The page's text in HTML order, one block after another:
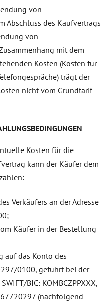
von
Abschluss des Kaufvertrags
von
mit dem
Kosten (Kosten für
trägt der
nicht vom Grundtarif
Kosten für die
kann der Käufer dem
Verkäufers an der Adresse
Käufer in der Bestellung
auf das Konto des
0100, geführt bei der
BIC: KOMBCZPPXXX,
(nachfolgend